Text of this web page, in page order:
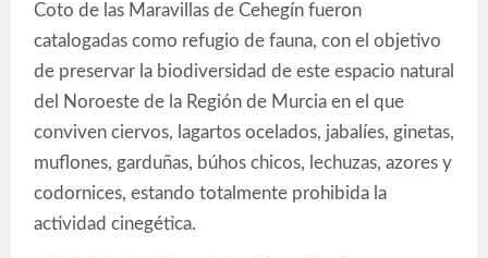
Coto de las Maravillas de Cehegín fueron
catalogadas como refugio de fauna, con el objetivo
de preservar la biodiversidad de este espacio natural
del Noroeste de la Región de Murcia en el que
conviven ciervos, lagartos ocelados, jabalíes, ginetas,
muflones, garduñas, búhos chicos, lechuzas, azores y
codornices, estando totalmente prohibida la
actividad cinegética.